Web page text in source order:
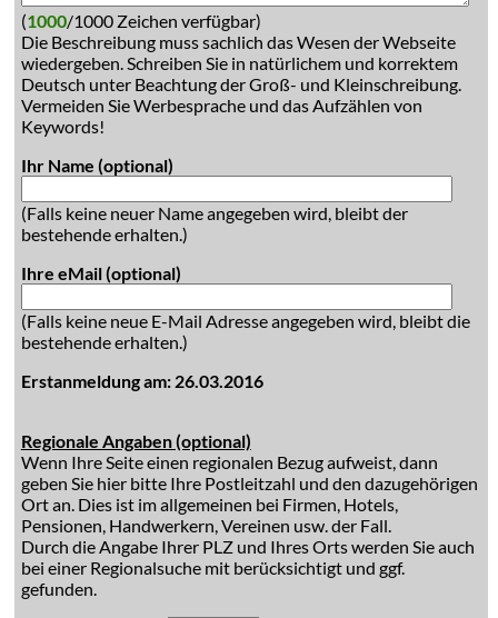
(1000/1000 Zeichen verfügbar)
Die Beschreibung muss sachlich das Wesen der Webseite
wiedergeben. Schreiben Sie in natürlichem und korrektem
Deutsch unter Beachtung der Groß- und Kleinschreibung.
Vermeiden Sie Werbesprache und das Aufzählen von
Keywords!
Ihr Name (optional)
(Falls keine neuer Name angegeben wird, bleibt der
bestehende erhalten.)
Ihre eMail (optional)
(Falls keine neue E-Mail Adresse angegeben wird, bleibt die
bestehende erhalten.)
Erstanmeldung am: 26.03.2016
Regionale Angaben (optional)
Wenn Ihre Seite einen regionalen Bezug aufweist, dann
geben Sie hier bitte Ihre Postleitzahl und den dazugehörigen
Ort an. Dies ist im allgemeinen bei Firmen, Hotels,
Pensionen, Handwerkern, Vereinen usw. der Fall.
Durch die Angabe Ihrer PLZ und Ihres Orts werden Sie auch
bei einer Regionalsuche mit berücksichtigt und ggf.
gefunden.